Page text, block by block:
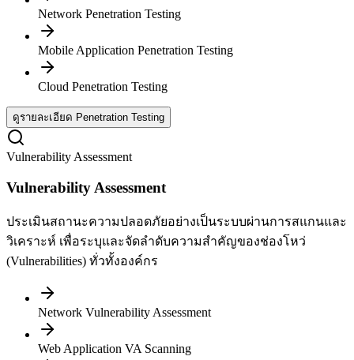
Network Penetration Testing
Mobile Application Penetration Testing
Cloud Penetration Testing
ดูรายละเอียด Penetration Testing
Vulnerability Assessment
Vulnerability Assessment
ประเมินสถานะความปลอดภัยอย่างเป็นระบบผ่านการสแกนและ
วิเคราะห์ เพื่อระบุและจัดลำดับความสำคัญของช่องโหว่
(Vulnerabilities) ทั่วทั้งองค์กร
Network Vulnerability Assessment
Web Application VA Scanning